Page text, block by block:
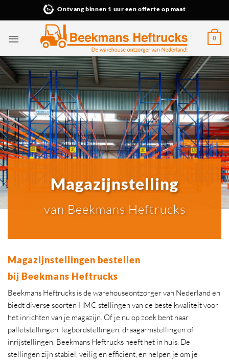
Ontvang binnen 1 uur een offerte op maat
0
Magazijnstelling
van Beekmans Heftrucks
Magazijnstellingen bestellen
bij Beekmans Heftrucks
Beekmans Heftrucks is de warehouseontzorger van Nederland en
biedt diverse soorten HMC stellingen van de beste kwaliteit voor
het inrichten van je magazijn. Of je nu op zoek bent naar
palletstellingen, legbordstellingen, draagarmstellingen of
inrijstellingen, Beekmans Heftrucks heeft het in huis. De
stellingen zijn stabiel, veilig en efficiënt, en helpen je om je